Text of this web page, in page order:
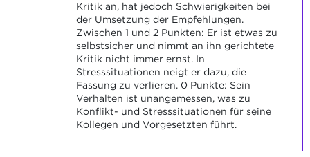
Kritik an, hat jedoch Schwierigkeiten bei
der Umsetzung der Empfehlungen.
Zwischen 1 und 2 Punkten: Er ist etwas zu
selbstsicher und nimmt an ihn gerichtete
Kritik nicht immer ernst. In
Stresssituationen neigt er dazu, die
Fassung zu verlieren. 0 Punkte: Sein
Verhalten ist unangemessen, was zu
Konflikt- und Stresssituationen für seine
Kollegen und Vorgesetzten führt.